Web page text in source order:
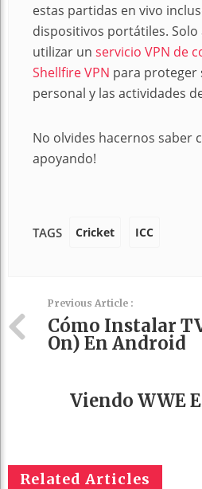
estas partidas en vivo
dispositivos portátiles. Solo
utilizar un servicio VPN de
Shellfire VPN para proteger
personal y las actividades
No olvides hacernos saber
apoyando!
TAGS Cricket ICC
Previous Article :
Cómo Instalar
On) En Android
Viendo WWE
Related Articles